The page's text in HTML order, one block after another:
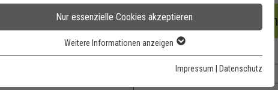
Nur essenzielle Cookies akzeptieren
Weitere Informationen anzeigen
Impressum Datenschutz
Direkt Online Bewerben
Anrede*